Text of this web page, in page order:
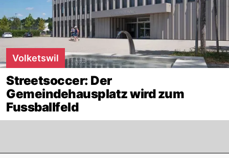
Volketswil
Streetsoccer: Der
Gemeindehausplatz wird zum
Fussballfeld